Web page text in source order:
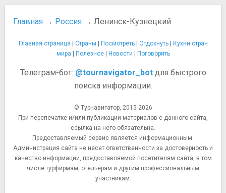
Главная → Россия → Ленинск-Кузнецкий
Главная страница | Страны | Посмотреть| Отдохнуть| Кухни стран
мира | Полезное| Новости | Поговорить
Телеграм-бот: @tournavigator_botдля быстрого
поиска информации.
© Турнавигатор, 2015-2026
При перепечатке и/или публикации материалов с данного сайта,
ссылка на него обязательна.
Предоставляемый сервис является информационным.
Администрация сайта не несет ответственности за достоверность и
качество информации, предоставляемой посетителям сайта, в том
числе турфирмам, отельерам и другим профессиональным
участникам.